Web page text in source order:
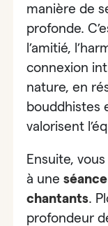
manière de
profonde.
l’amitié,
connexion
nature, en
bouddhistes
valorisent
Ensuite,
à une
chantants.
profondeur